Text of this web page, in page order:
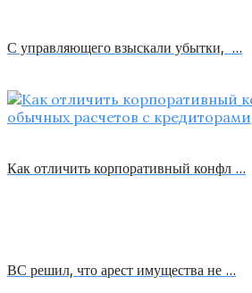
С управляющего взыскали убытки, …
Как отличить корпоративный конфл …
ВС решил, что арест имущества не …